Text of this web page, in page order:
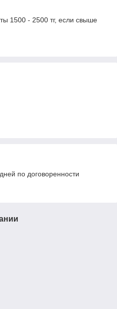
1500 - 2500 тг, если свыше
по договоренности